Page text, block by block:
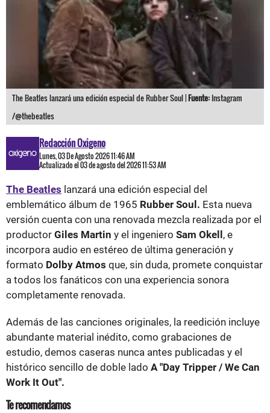
The Beatles lanzará una edición especial de Rubber Soul |Fuente: Instagram
/@thebeatles
Redacción Oxigeno
Lunes, 03 De Agosto 2026 11:46 AM
Actualizado el 03 de agosto del 2026 11:53 AM
The Beatles lanzará una edición especial del
emblemático álbum de 1965 Rubber Soul. Esta nueva
versión cuenta con una renovada mezcla realizada por el
productor Giles Martin y el ingeniero Sam Okell , e
incorpora audio en estéreo de última generación y
formato Dolby Atmos que, sin duda, promete conquistar
a todos los fanáticos con una experiencia sonora
completamente renovada.
Además de las canciones originales, la reedición incluye
abundante material inédito, como grabaciones de
estudio, demos caseras nunca antes publicadas y el
histórico sencillo de doble lado A "Day Tripper / We Can
Work It Out".
Te recomendamos